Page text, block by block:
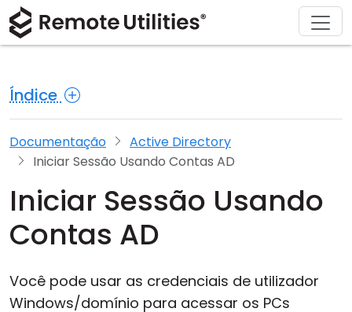
Índice
Documentação
Active Directory
Iniciar Sessão Usando Contas AD
Iniciar Sessão Usando
Contas AD
Você pode usar as credenciais de utilizador
Windows/domínio para acessar os PCs
Produto
Segurança
Capturas de Ecrã
Modos de Ligação
Suporte a Active Directory
Soluções
Manufatura e Varejo
Saúde
Tecnologia da Informação
Descarregar
macOS
Linux
Comprar
Assistente de Licença
Atualizar a Sua Licença
Apoio
Documentação
Base de Conhecimento
Sobre
Sala de Imprensa
Escreva uma Avaliação